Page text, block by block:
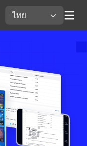
ไทย